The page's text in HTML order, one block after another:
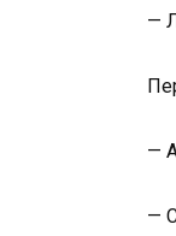
—
—
—